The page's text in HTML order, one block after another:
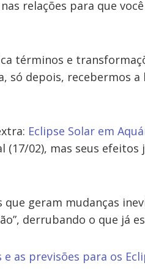
relações para que
términos e
só depois, recebermos a
Eclipse Solar em
(17/02), mas seus
que geram mudanças
derrubando o que já
e as previsões para os